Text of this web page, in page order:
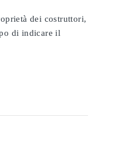
dei costruttori,
di indicare il